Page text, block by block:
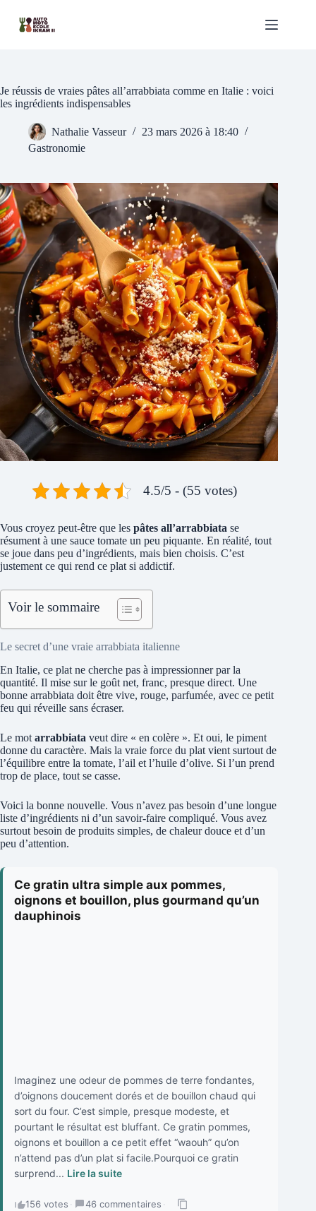
contenu
Je réussis de vraies pâtes all’arrabbiata comme en Italie : voici
les ingrédients indispensables
Nathalie Vasseur
23 mars 2026 à 18:40
Gastronomie
4.5/5 - (55 votes)
Vous croyez peut-être que les pâtes all’arrabbiata se
résument à une sauce tomate un peu piquante. En réalité, tout
se joue dans peu d’ingrédients, mais bien choisis. C’est
justement ce qui rend ce plat si addictif.
Voir le sommaire
Le secret d’une vraie arrabbiata italienne
En Italie, ce plat ne cherche pas à impressionner par la
quantité. Il mise sur le goût net, franc, presque direct. Une
bonne arrabbiata doit être vive, rouge, parfumée, avec ce petit
feu qui réveille sans écraser.
Le mot arrabbiata veut dire « en colère ». Et oui, le piment
donne du caractère. Mais la vraie force du plat vient surtout de
l’équilibre entre la tomate, l’ail et l’huile d’olive. Si l’un prend
trop de place, tout se casse.
Voici la bonne nouvelle. Vous n’avez pas besoin d’une longue
liste d’ingrédients ni d’un savoir-faire compliqué. Vous avez
surtout besoin de produits simples, de chaleur douce et d’un
peu d’attention.
Ce gratin ultra simple aux pommes,
oignons et bouillon, plus gourmand qu’un
dauphinois
Imaginez une odeur de pommes de terre fondantes,
d’oignons doucement dorés et de bouillon chaud qui
sort du four. C’est simple, presque modeste, et
pourtant le résultat est bluffant. Ce gratin pommes,
oignons et bouillon a ce petit effet “waouh” qu’on
n’attend pas d’un plat si facile.Pourquoi ce gratin
surprend... Lire la suite
156 votes · 46 commentaires ·